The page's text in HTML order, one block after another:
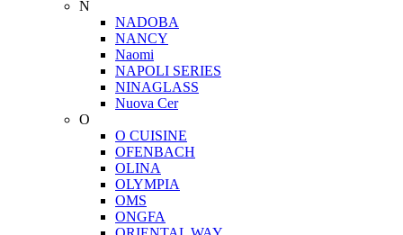
N
NADOBA
NANCY
Naomi
NAPOLI SERIES
NINAGLASS
Nuova Cer
O
O CUISINE
OFENBACH
OLINA
OLYMPIA
OMS
ONGFA